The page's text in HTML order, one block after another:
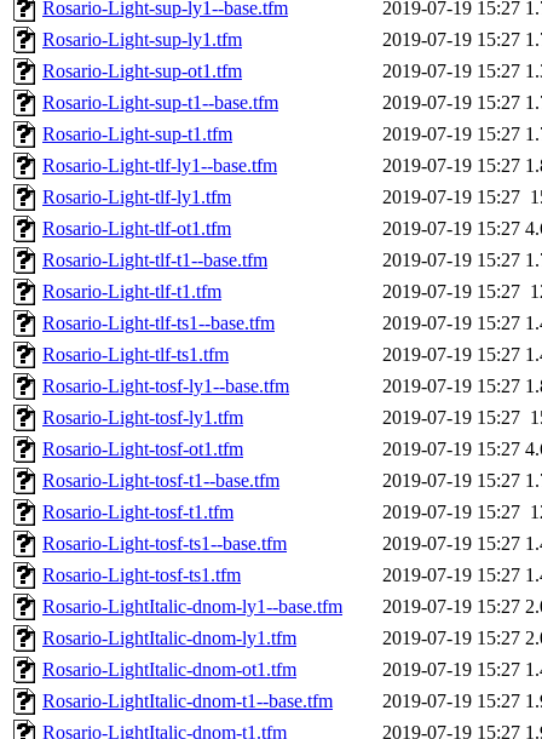
Rosario-Light-sup-ly1--base.tfm
2019-07-19 15:27
Rosario-Light-sup-ly1.tfm
2019-07-19 15:27
Rosario-Light-sup-ot1.tfm
2019-07-19 15:27
Rosario-Light-sup-t1--base.tfm
2019-07-19 15:27
Rosario-Light-sup-t1.tfm
2019-07-19 15:27
Rosario-Light-tlf-ly1--base.tfm
2019-07-19 15:27
Rosario-Light-tlf-ly1.tfm
2019-07-19 15:27
Rosario-Light-tlf-ot1.tfm
2019-07-19 15:27
Rosario-Light-tlf-t1--base.tfm
2019-07-19 15:27
Rosario-Light-tlf-t1.tfm
2019-07-19 15:27
Rosario-Light-tlf-ts1--base.tfm
2019-07-19 15:27
Rosario-Light-tlf-ts1.tfm
2019-07-19 15:27
Rosario-Light-tosf-ly1--base.tfm
2019-07-19 15:27
Rosario-Light-tosf-ly1.tfm
2019-07-19 15:27
Rosario-Light-tosf-ot1.tfm
2019-07-19 15:27
Rosario-Light-tosf-t1--base.tfm
2019-07-19 15:27
Rosario-Light-tosf-t1.tfm
2019-07-19 15:27
Rosario-Light-tosf-ts1--base.tfm
2019-07-19 15:27
Rosario-Light-tosf-ts1.tfm
2019-07-19 15:27
Rosario-LightItalic-dnom-ly1--base.tfm
2019-07-19 15:27
Rosario-LightItalic-dnom-ly1.tfm
2019-07-19 15:27
Rosario-LightItalic-dnom-ot1.tfm
2019-07-19 15:27
Rosario-LightItalic-dnom-t1--base.tfm
2019-07-19 15:27
Rosario-LightItalic-dnom-t1.tfm
2019-07-19 15:27